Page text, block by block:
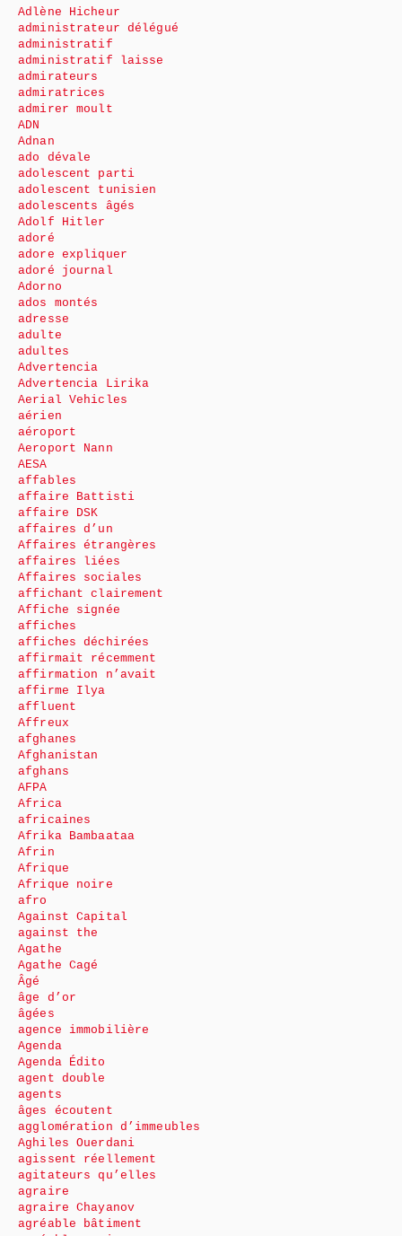
Adlène Hicheur
administrateur délégué
administratif
administratif laisse
admirateurs
admiratrices
admirer moult
ADN
Adnan
ado dévale
adolescent parti
adolescent tunisien
adolescents âgés
Adolf Hitler
adoré
adore expliquer
adoré journal
Adorno
ados montés
adresse
adulte
adultes
Advertencia
Advertencia Lirika
Aerial Vehicles
aérien
aéroport
Aeroport Nann
AESA
affables
affaire Battisti
affaire DSK
affaires d’un
Affaires étrangères
affaires liées
Affaires sociales
affichant clairement
Affiche signée
affiches
affiches déchirées
affirmait récemment
affirmation n’avait
affirme Ilya
affluent
Affreux
afghanes
Afghanistan
afghans
AFPA
Africa
africaines
Afrika Bambaataa
Afrin
Afrique
Afrique noire
afro
Against Capital
against the
Agathe
Agathe Cagé
Âgé
âge d’or
âgées
agence immobilière
Agenda
Agenda Édito
agent double
agents
âges écoutent
agglomération d’immeubles
Aghiles Ouerdani
agissent réellement
agitateurs qu’elles
agraire
agraire Chayanov
agréable bâtiment